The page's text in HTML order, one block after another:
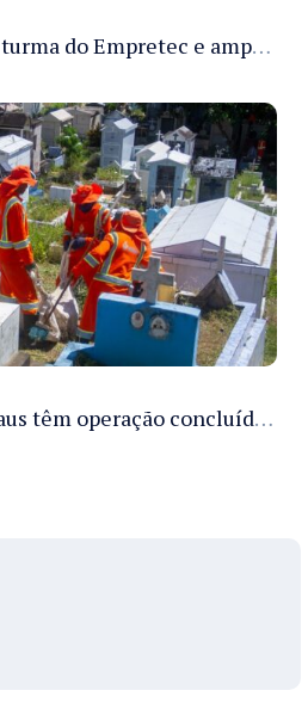
Manaus forma 345ª turma do Empretec e amplia qualificação de empreendedores na cidade
Cemitérios de Manaus têm operação concluída e estrutura pronta para receber famílias no Dia dos Pais